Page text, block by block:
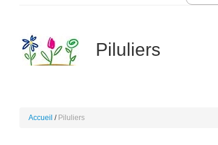
Piluliers
Accueil Piluliers